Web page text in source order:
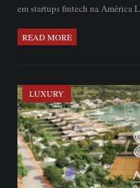
em startups fintech na América
READ MORE
LUXURY